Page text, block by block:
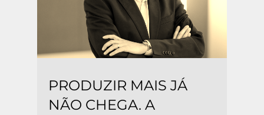
PRODUZIR MAIS JÁ
NÃO CHEGA. A